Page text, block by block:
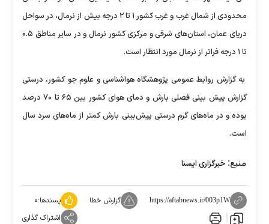
محدودی از شمال‌ غرب و غرب کشور ۱ تا ۲ درجه بیش از نرمال، در سواحل
دریای عمان، استان‌های شرقی و مرکزی کشور نرمال و در سایر مناطق ۰.۵
تا ۱ درجه فراتر از نرمال مورد انتظار است.
به گزارش روابط عمومی پژوهشگاه هواشناسی و علوم جو کشور، درستی
گزارش پیش‌ بینی فصلی بارش و دمای هوای کشور بین ۶۵ تا ۷۰ درصد
بوده و در ماه‌های گرم درستی پیش‌بینی بارش کمتر از ماه‌های سرد سال
است.
منبع: خبرگزاری ایسنا
https://aftabnews.ir/003p1W گزارش خطا پسندها:۰
اشتراک گذاری